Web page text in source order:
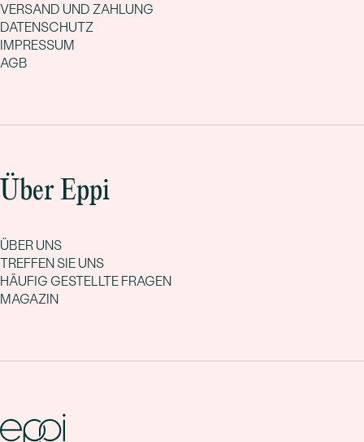
VERSAND UND ZAHLUNG
DATENSCHUTZ
IMPRESSUM
AGB
Über Eppi
ÜBER UNS
TREFFEN SIE UNS
HÄUFIG GESTELLTE FRAGEN
MAGAZIN